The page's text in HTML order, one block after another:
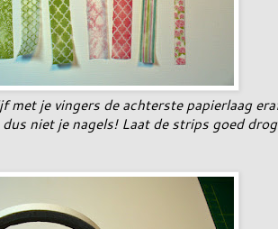
je vingers de achterste papierlaag
niet je nagels! Laat de strips goed